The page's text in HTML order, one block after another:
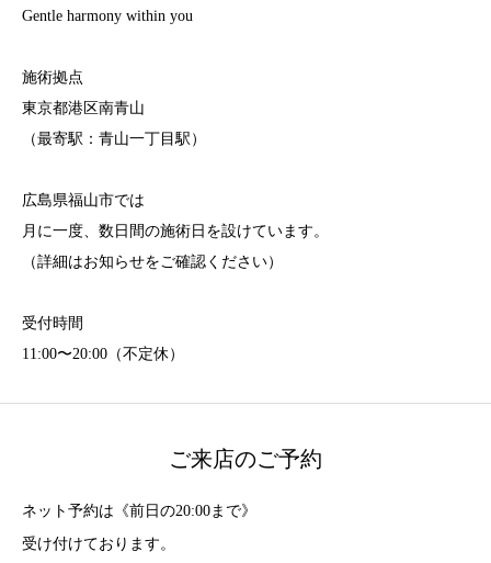
Gentle harmony within you
施術拠点
東京都港区南青山
（最寄駅：青山一丁目駅）
広島県福山市では
月に一度、数日間の施術日を設けています。
（詳細はお知らせをご確認ください）
受付時間
11:00〜20:00（不定休）
ご来店のご予約
ネット予約は《前日の20:00まで》
受け付けております。